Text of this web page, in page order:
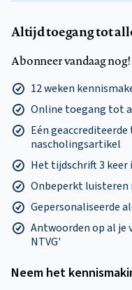
Altijd toegang tot
Abonneer vandaag nog!
12 weken
Online toegang tot
Eén
nascholingsartikel
Het tijdschrift 3 keer
Onbeperkt luisteren
Gepersonaliseerde
Antwoorden op al je
NTVG'
Neem het